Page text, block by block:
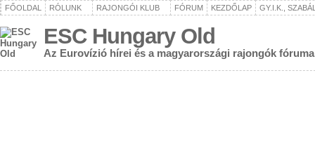
FŐOLDAL RÓLUNK RAJONGÓI KLUB FÓRUM KEZDŐLAP GY.I.K.,
ESC Hungary Old
Az Eurovízió hírei és a magyarországi rajongók fóruma